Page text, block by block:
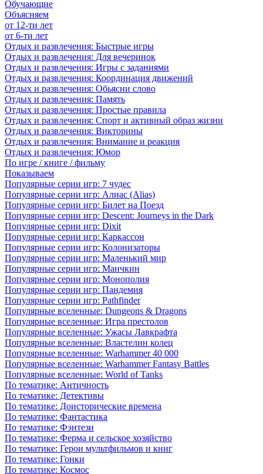
Обучающие
Объясняем
от 12-ти лет
от 6-ти лет
Отдых и развлечения: Быстрые игры
Отдых и развлечения: Для вечеринок
Отдых и развлечения: Игры с заданиями
Отдых и развлечения: Координация движений
Отдых и развлечения: Обьясни слово
Отдых и развлечения: Память
Отдых и развлечения: Простые правила
Отдых и развлечения: Спорт и активный образ жизни
Отдых и развлечения: Викторины
Отдых и развлечения: Внимание и реакция
Отдых и развлечения: Юмор
По игре / книге / фильму
Показываем
Популярные серии игр: 7 чудес
Популярные серии игр: Алиас (Alias)
Популярные серии игр: Билет на Поезд
Популярные серии игр: Descent: Journeys in the Dark
Популярные серии игр: Dixit
Популярные серии игр: Каркассон
Популярные серии игр: Колонизаторы
Популярные серии игр: Маленький мир
Популярные серии игр: Манчкин
Популярные серии игр: Монополия
Популярные серии игр: Пандемия
Популярные серии игр: Pathfinder
Популярные вселенные: Dungeons & Dragons
Популярные вселенные: Игра престолов
Популярные вселенные: Ужасы Лавкрафта
Популярные вселенные: Властелин колец
Популярные вселенные: Warhammer 40 000
Популярные вселенные: Warhammer Fantasy Battles
Популярные вселенные: World of Tanks
По тематике: Античность
По тематике: Детективы
По тематике: Доисторические времена
По тематике: Фантастика
По тематике: Фэнтези
По тематике: Ферма и сельское хозяйство
По тематике: Герои мультфильмов и книг
По тематике: Гонки
По тематике: Космос